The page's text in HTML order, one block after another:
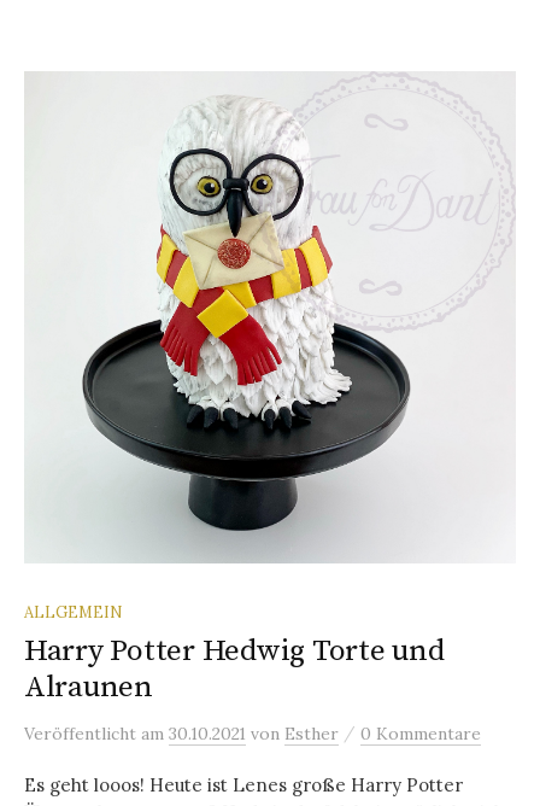
ALLGEMEIN
Harry Potter Hedwig Torte und
Alraunen
Veröffentlicht am 30.10.2021 von Esther / 0 Kommentare
Es geht looos! Heute ist Lenes große Harry Potter